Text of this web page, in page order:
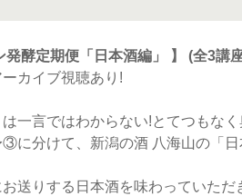
発酵定期便「日本酒編」 】 (全3講
カイブ視聴あり!
一言ではわからない!とてつもなく
に分けて、新潟の酒 八海山の「
送りする日本酒を味わっていた